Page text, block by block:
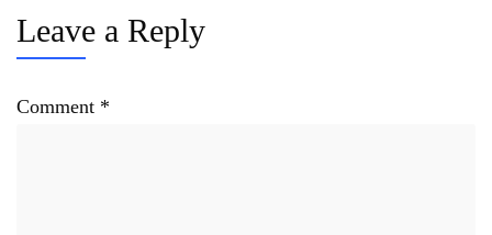
Leave a Reply
Comment *